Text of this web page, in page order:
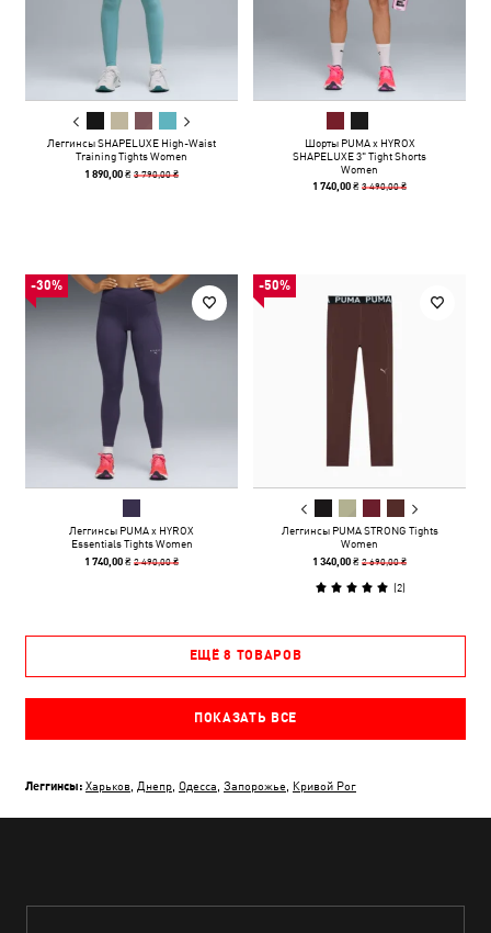
Леггинсы SHAPELUXE High-Waist
Training Tights Women
1 890,00 ₴3 790,00 ₴
Шорты PUMA x HYROX
SHAPELUXE 3" Tight Shorts
Women
1 740,00 ₴3 490,00 ₴
-30%
Леггинсы PUMA x HYROX
Essentials Tights Women
1 740,00 ₴2 490,00 ₴
-50%
Леггинсы PUMA STRONG Tights
Women
1 340,00 ₴2 690,00 ₴
(2)
ЕЩЁ 8 ТОВАРОВ
ПОКАЗАТЬ ВСЕ
Леггинсы: Харьков Днепр Одесса Запорожье Кривой Рог